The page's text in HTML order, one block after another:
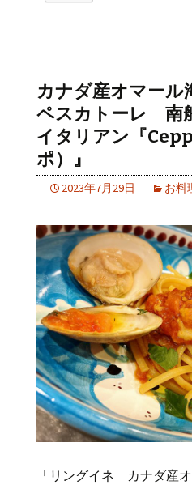
カナダ産オマール
ペスカトーレ 南
イタリアン『
ポ）』
2023年7月29日 お料
「リングイネ カナダ産